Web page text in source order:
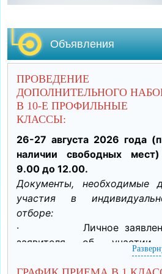
Объявления
ПРОВЕДЕНИЕ
ДОПОЛНИТЕЛЬНОГО
В 10-Е ПРОФИЛЬНЫЕ
КЛАССЫ:
26-27 августа 2026 года
наличии свободных
9.00 до 12.00.
Документы, необходимые
участия в
отборе:
·           Личное
заявителя об
индивидуальном отборе
приеме обучающегося